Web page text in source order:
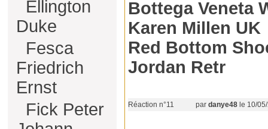
Ellington
Duke
Fesca
Friedrich
Ernst
Fick Peter
Bottega Veneta
Karen Millen UK
Red Bottom
Jordan Retr
Réaction n°11 par danye48 le 10/